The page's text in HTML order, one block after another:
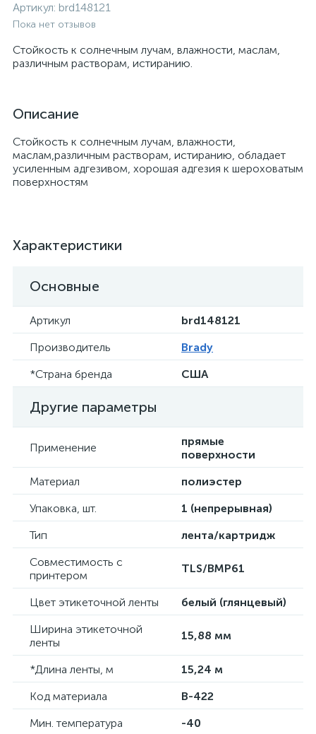
Артикул: brd148121
Пока нет отзывов
Стойкость к солнечным лучам, влажности, маслам,
различным растворам, истиранию.
Описание
Стойкость к солнечным лучам, влажности,
маслам,различным растворам, истиранию, обладает
усиленным адгезивом, хорошая адгезия к шероховатым
поверхностям
Характеристики
Основные
Артикул
brd148121
Производитель
Brady
*Страна бренда
США
Другие параметры
Применение
прямые
поверхности
Материал
полиэстер
Упаковка, шт.
1 (непрерывная)
Тип
лента/картридж
Совместимость с
принтером
TLS/BMP61
Цвет этикеточной ленты
белый (глянцевый)
Ширина этикеточной
ленты
15,88 мм
*Длина ленты, м
15,24 м
Код материала
B-422
Мин. температура
-40